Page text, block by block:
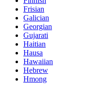
Frisian
Galician
Georgian
Gujarati
Haitian
Hausa
Hawaiian
Hebrew
Hmong